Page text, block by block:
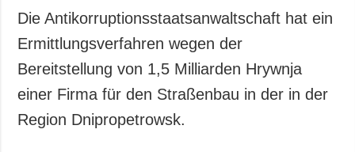
Interview
Fotos
Video
Fotobank
Die Antikorruptionsstaatsanwaltschaft hat ein
Ermittlungsverfahren wegen der
Bereitstellung von 1,5 Milliarden Hrywnja
einer Firma für den Straßenbau in der in der
Region Dnipropetrowsk.